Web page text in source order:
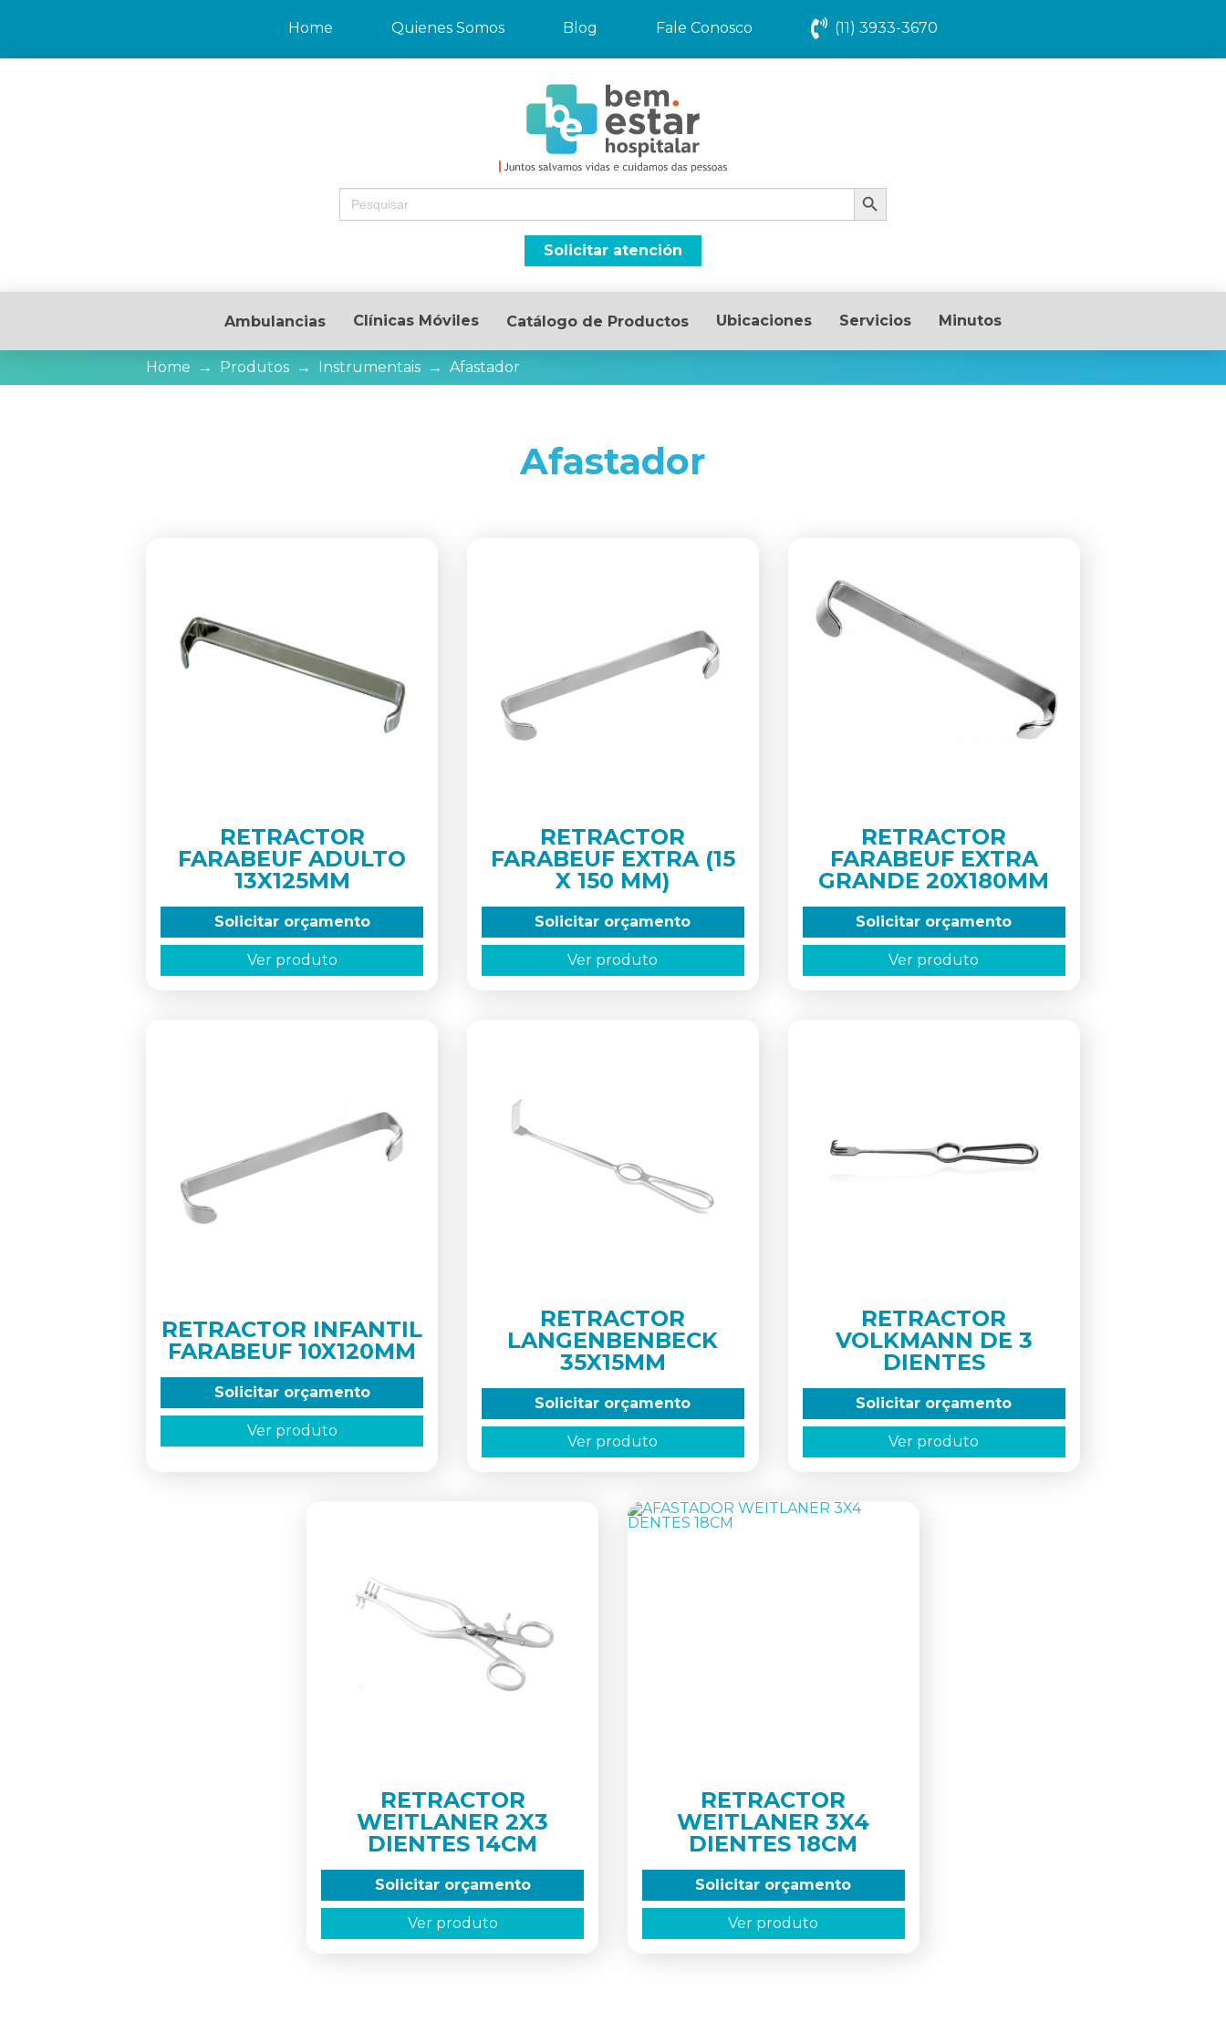
Home Quienes Somos Blog Fale Conosco (11) 3933-3670
Search
for:
Search Button
Solicitar atención
Ambulancias Clínicas Móviles Catálogo de Productos Ubicaciones Servicios Minutos
Home → Produtos → Instrumentais → Afastador
Afastador
RETRACTOR
FARABEUF ADULTO
13X125MM
Solicitar orçamento
Ver produto
RETRACTOR
FARABEUF EXTRA (15
X 150 MM)
Solicitar orçamento
Ver produto
RETRACTOR
FARABEUF EXTRA
GRANDE 20X180MM
Solicitar orçamento
Ver produto
RETRACTOR INFANTIL
FARABEUF 10X120MM
Solicitar orçamento
Ver produto
RETRACTOR
LANGENBENBECK
35X15MM
Solicitar orçamento
Ver produto
RETRACTOR
VOLKMANN DE 3
DIENTES
Solicitar orçamento
Ver produto
RETRACTOR
WEITLANER 2X3
DIENTES 14CM
Solicitar orçamento
Ver produto
RETRACTOR
WEITLANER 3X4
DIENTES 18CM
Solicitar orçamento
Ver produto